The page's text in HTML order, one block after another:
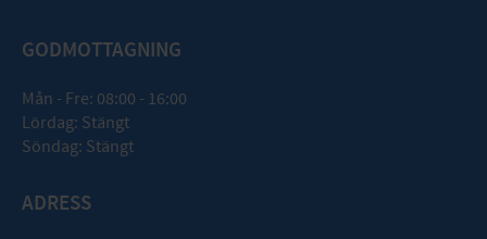
GODMOTTAGNING
Mån - Fre: 08:00 - 16:00
Lördag: Stängt
Söndag: Stängt
ADRESS